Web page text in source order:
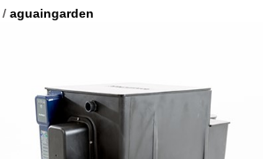
/aguaingarden